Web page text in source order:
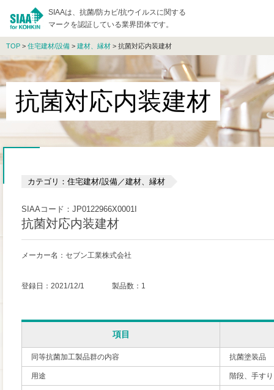
SIAAは、抗菌/防カビ/抗ウイルスに関する
マークを認証している業界団体です。
TOP > 住宅建材/設備 > 建材、縁材 > 抗菌対応内装建材
抗菌対応内装建材
カテゴリ：住宅建材/設備／建材、縁材
SIAAコード：JP0122966X0001I
抗菌対応内装建材
メーカー名：セブン工業株式会社
登録日：2021/12/1 製品数：1
項目
同等抗菌加工製品群の内容 抗菌塗装品
用途 階段、手す